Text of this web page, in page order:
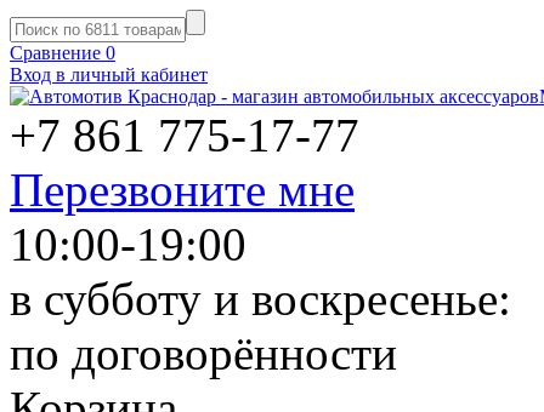
Сравнение 0
Вход в личный кабинет
+7 861 775-17-77
Перезвоните мне
10:00-19:00
в субботу и воскресенье:
по договорённости